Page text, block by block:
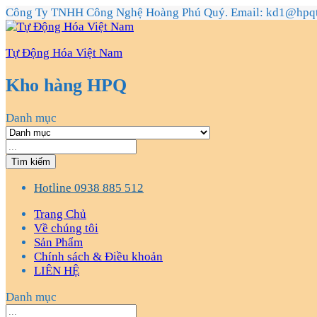
Công Ty TNHH Công Nghệ Hoàng Phú Quý. Email:
Tự Động Hóa Việt Nam
Kho hàng HPQ
Danh mục
Tìm kiếm
Hotline 0938 885 512
Trang Chủ
Về chúng tôi
Sản Phẩm
Chính sách & Điều khoản
LIÊN HỆ
Danh mục